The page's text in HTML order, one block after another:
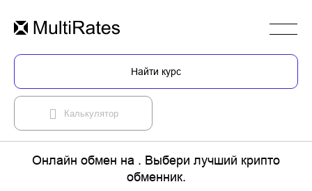
Найти курс
Калькулятор
Онлайн обмен на . Выбери лучший крипто
обменник.